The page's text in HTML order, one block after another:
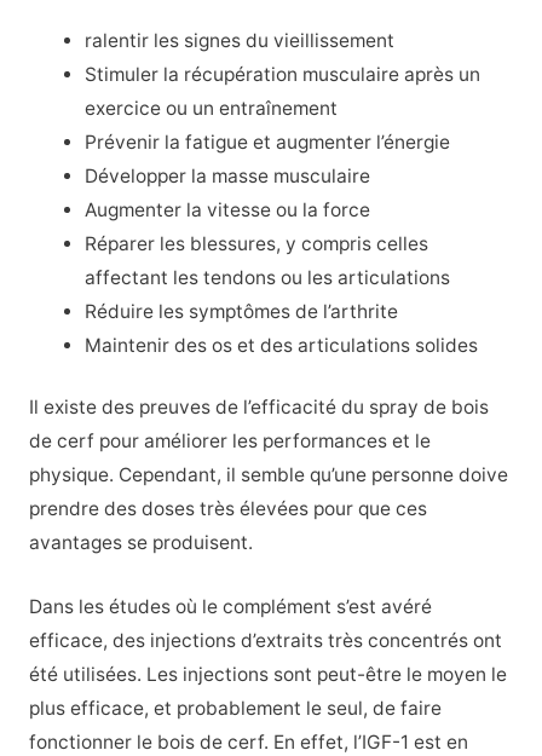
ralentir les signes du vieillissement
Stimuler la récupération musculaire après un
exercice ou un entraînement
Prévenir la fatigue et augmenter l’énergie
Développer la masse musculaire
Augmenter la vitesse ou la force
Réparer les blessures, y compris celles
affectant les tendons ou les articulations
Réduire les symptômes de l’arthrite
Maintenir des os et des articulations solides
Il existe des preuves de l’efficacité du spray de bois
de cerf pour améliorer les performances et le
physique. Cependant, il semble qu’une personne doive
prendre des doses très élevées pour que ces
avantages se produisent.
Dans les études où le complément s’est avéré
efficace, des injections d’extraits très concentrés ont
été utilisées. Les injections sont peut-être le moyen le
plus efficace, et probablement le seul, de faire
fonctionner le bois de cerf. En effet, l’IGF-1 est en